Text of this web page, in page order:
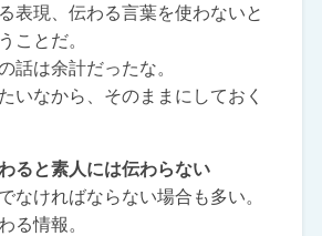
表現、伝わる言葉を使わないと
ことだ。
話は余計だったな。
いなから、そのままにしておく
ると素人には伝わらない
なければならない場合も多い。
る情報。